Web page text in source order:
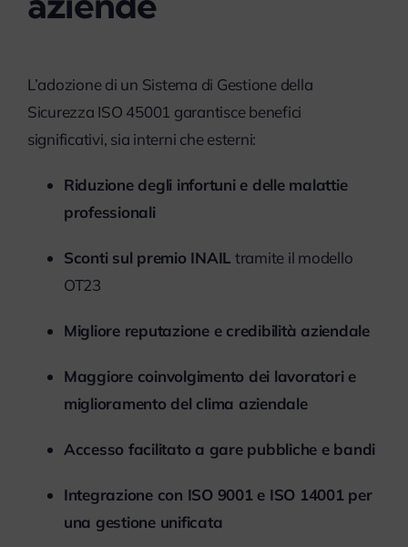
L’adozione di un Sistema di Gestione della
Sicurezza ISO 45001 garantisce benefici
significativi, sia interni che esterni:
Riduzione degli infortuni e delle malattie
professionali
Sconti sul premio INAIL tramite il modello
OT23
Migliore reputazione e credibilità aziendale
Maggiore coinvolgimento dei lavoratori e
miglioramento del clima aziendale
Accesso facilitato a gare pubbliche e bandi
Integrazione con ISO 9001 e ISO 14001 per
una gestione unificata